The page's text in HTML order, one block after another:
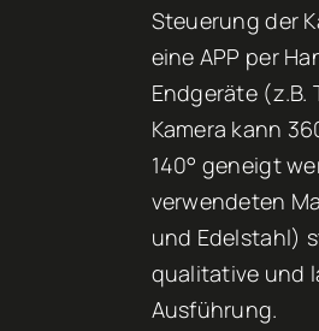
Steuerung der
eine APP per
Endgeräte (z.B.
Kamera kann
140° geneigt
verwendeten
und Edelstahl)
qualitative und
Ausführung.